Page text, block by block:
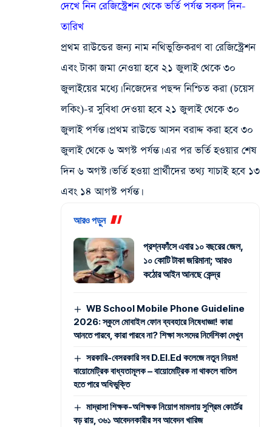
দেখে নিন রেজিস্ট্রেশন থেকে ভর্তি পর্যন্ত সকল দিন-
তারিখ
প্রথম রাউন্ডের জন্য নাম নথিভুক্তিকরণ বা রেজিস্ট্রেশন
এবং টাকা জমা নেওয়া হবে ২১ জুলাই থেকে ৩০
জুলাইয়ের মধ্যে। নিজেদের পছন্দ নিশ্চিত করা (চয়েস
লকিং)-র সুবিধা দেওয়া হবে ২১ জুলাই থেকে ৩০
জুলাই পর্যন্ত। প্রথম রাউন্ডে আসন বরাদ্দ করা হবে ৩০
জুলাই থেকে ৬ অগস্ট পর্যন্ত। এর পর ভর্তি হওয়ার শেষ
দিন ৬ অগস্ট। ভর্তি হওয়া প্রার্থীদের তথ্য যাচাই হবে ১৩
এবং ১৪ আগস্ট পর্যন্ত।
আরও পড়ুন
প্রশ্নফাঁসে এবার ১০ বছরের জেল,
১০ কোটি টাকা জরিমানা; আরও
কঠোর আইন আনছে কেন্দ্র
WB School Mobile Phone Guideline
2026: স্কুলে মোবাইল ফোন ব্যবহারে নিষেধাজ্ঞা! কারা
আনতে পারবে, কারা পারবে না? শিক্ষা সংসদের নির্দেশিকা দেখুন
সরকারি-বেসরকারি সব D.El.Ed কলেজে নতুন নিয়ম!
বায়োমেট্রিক বাধ্যতামূলক – বায়োমেট্রিক না থাকলে বাতিল
হতে পারে অধিভুক্তি
মাদ্রাসা শিক্ষক-অশিক্ষক নিয়োগ মামলায় সুপ্রিম কোর্টের
বড় রায়, ৩৬১ আবেদনকারীর সব আবেদন খারিজ